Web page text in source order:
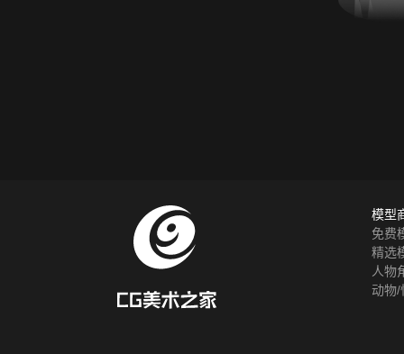
模型
免费
精选
人物
动物/